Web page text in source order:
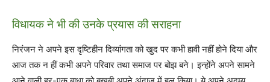
विधायक ने भी की उनके प्रयास की सराहना
निरंजन ने अपने इस दृष्टिहीन दिव्यांगता को खुद पर कभी हावी नहीं होने दिया और
आज तक न हीं कभी अपने परिवार तथा समाज पर बोझ बने। इन्होंने अपने सामने